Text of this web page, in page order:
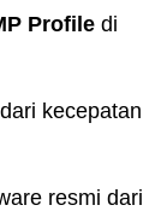
Profile di
kecepatan
resmi dari